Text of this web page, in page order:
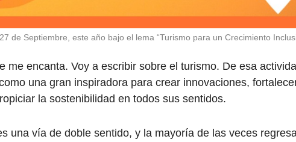
de Septiembre, este año bajo el lema “Turismo para un Crecimiento
me encanta. Voy a escribir sobre el turismo. De esa
una gran inspiradora para crear innovaciones,
la sostenibilidad en todos sus sentidos.
una vía de doble sentido, y la mayoría de las veces